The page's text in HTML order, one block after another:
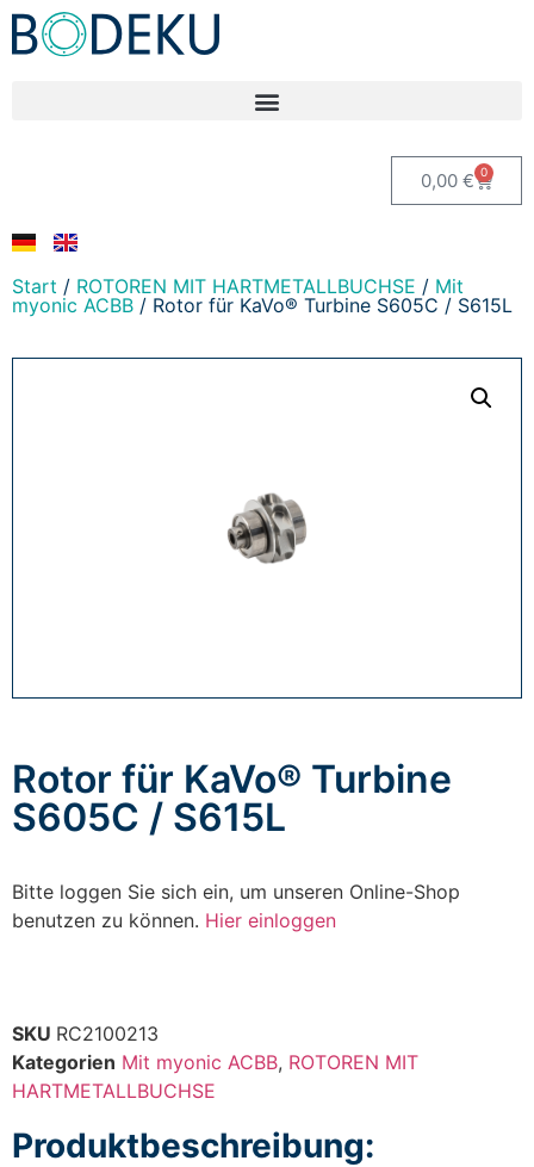
0,00 € 0
Start / ROTOREN MIT HARTMETALLBUCHSE / Mit
myonic ACBB / Rotor für KaVo® Turbine S605C / S615L
Rotor für KaVo® Turbine
S605C / S615L
Bitte loggen Sie sich ein, um unseren Online-Shop
benutzen zu können. Hier einloggen
SKU RC2100213
Kategorien Mit myonic ACBB, ROTOREN MIT
HARTMETALLBUCHSE
Produktbeschreibung: